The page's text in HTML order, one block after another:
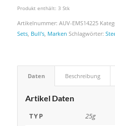
Produkt enthält: 3 Stk
Artikelnummer: AUV-EMS14225
Sets, Bull's, Marken Schlagwörter:
Daten Beschreibung
Artikel Daten
TYP
25g